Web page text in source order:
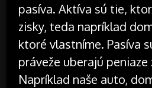
pasíva. Aktíva sú tie,
zisky, teda napríklad
ktoré vlastníme. Pasíva
práveže uberajú peniaze
Napríklad naše auto,